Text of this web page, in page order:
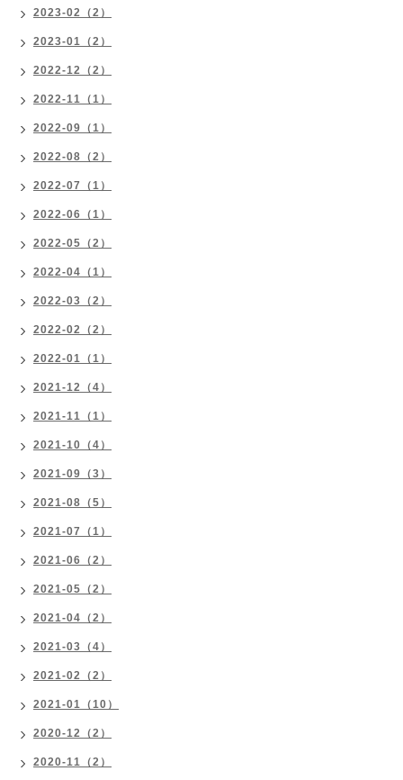
2023-02（2）
2023-01（2）
2022-12（2）
2022-11（1）
2022-09（1）
2022-08（2）
2022-07（1）
2022-06（1）
2022-05（2）
2022-04（1）
2022-03（2）
2022-02（2）
2022-01（1）
2021-12（4）
2021-11（1）
2021-10（4）
2021-09（3）
2021-08（5）
2021-07（1）
2021-06（2）
2021-05（2）
2021-04（2）
2021-03（4）
2021-02（2）
2021-01（10）
2020-12（2）
2020-11（2）